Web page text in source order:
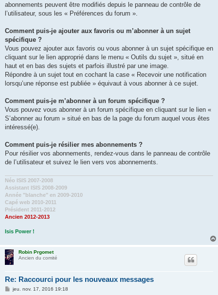
abonnements peuvent être modifiés depuis le panneau de contrôle de
l’utilisateur, sous les « Préférences du forum ».
Comment puis-je ajouter aux favoris ou m’abonner à un sujet
spécifique ?
Vous pouvez ajouter aux favoris ou vous abonner à un sujet spécifique en
cliquant sur le lien approprié dans le menu « Outils du sujet », situé en
haut et en bas des sujets et parfois illustré par une image.
Répondre à un sujet tout en cochant la case « Recevoir une notification
lorsqu’une réponse est publiée » équivaut à vous abonner à ce sujet.
Comment puis-je m’abonner à un forum spécifique ?
Vous pouvez vous abonner à un forum spécifique en cliquant sur le lien «
S’abonner au forum » situé en bas de la page du forum auquel vous êtes
intéressé(e).
Comment puis-je résilier mes abonnements ?
Pour résilier vos abonnements, rendez-vous dans le panneau de contrôle
de l’utilisateur et suivez le lien vers vos abonnements.
Néo ISIS 2007-2008
Assistant ISIS 2008-2009
Année "blanche" en 2009-2010
Capé web 2010-2011
Président 2011-2012
Ancien 2012-2013
Isis Power !
Robin Prgomet
Ancien du comité
Re: Raccourci pour les nouveaux messages
Mjeu. nov. 17, 2016 19:18